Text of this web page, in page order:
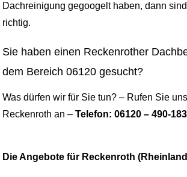
Dachreinigung gegoogelt haben, dann
richtig.
Sie haben einen Reckenrother
dem Bereich 06120 gesucht?
Was dürfen wir für Sie tun? – Rufen Sie
Reckenroth an – Telefon: 06120 – 490-183
Die Angebote für Reckenroth